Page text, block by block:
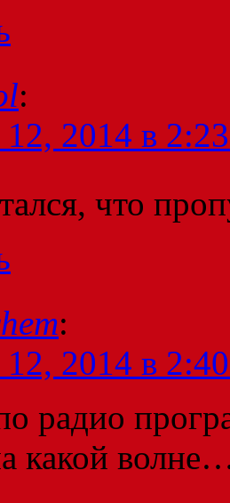
:
2014 в
что
:
2014 в
радио
какой